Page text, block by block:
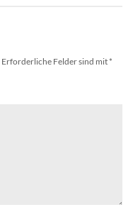
Erforderliche Felder sind mit *